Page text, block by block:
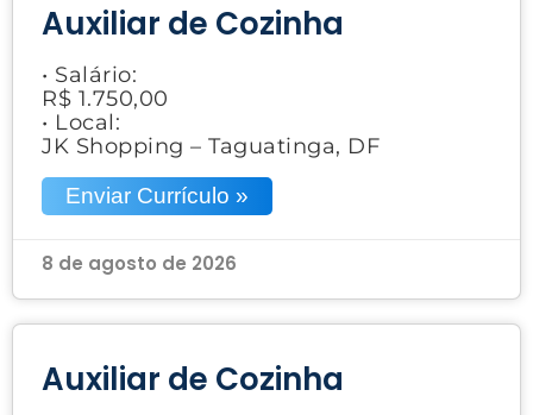
Auxiliar de Cozinha
• Salário:
R$ 1.750,00
• Local:
JK Shopping – Taguatinga, DF
Enviar Currículo »
8 de agosto de 2026
Auxiliar de Cozinha